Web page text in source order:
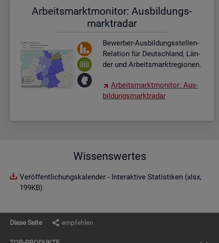
Ar­beits­markt­mo­ni­tor: Aus­bil­dungs­
markt­ra­dar
Be­wer­ber-Aus­bil­dungs­stel­len-
Re­la­ti­on für Deutsch­land, Län­
der und Ar­beits­markt­re­gio­nen.
Ar­beits­markt­mo­ni­tor: Aus­
bil­dungs­markt­ra­dar
Wissenswertes
Veröffentlichungskalender - Interaktive Statistiken (xlsx,
199KB)
Diese Seite empfehlen